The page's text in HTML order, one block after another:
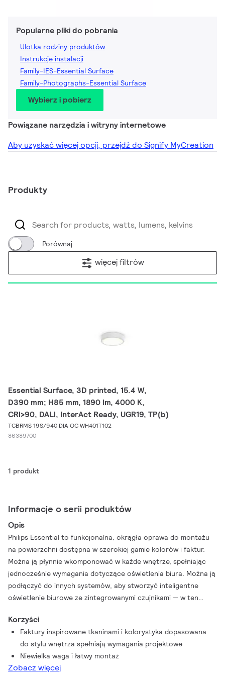
Popularne pliki do pobrania
Ulotka rodziny produktów
Instrukcje instalacji
Family-IES-Essential Surface
Family-Photographs-Essential Surface
Wybierz i pobierz
Powiązane narzędzia i witryny internetowe
Aby uzyskać więcej opcji, przejdź do Signify MyCreation
Produkty
Porównaj
więcej filtrów
Essential Surface, 3D printed, 15.4 W,
D390 mm; H85 mm, 1890 lm, 4000 K,
CRI>90, DALI, InterAct Ready, UGR19, TP(b)
TCBRMS 19S/940 DIA OC WH401T102
86389700
1 produkt
Informacje o serii produktów
Opis
Philips Essential to funkcjonalna, okrągła oprawa do montażu
na powierzchni dostępna w szerokiej gamie kolorów i faktur.
Można ją płynnie wkomponować w każde wnętrze, spełniając
jednocześnie wymagania dotyczące oświetlenia biura. Można ją
podłączyć do innych systemów, aby stworzyć inteligentne
oświetlenie biurowe ze zintegrowanymi czujnikami — w ten
zaprojektowanych sufitach. Ta rodzina produktów jest
dostępna w 3 rozmiarach i 3 wariantach montażowych.
Oprawa Philips Essential jest wykonana z materiałów
pochodzących z recyklingu. Została wydrukowana w 3D w
sposób neutralny pod względem emisji dwutlenku węgla, co
Korzyści
Faktury inspirowane tkaninami i kolorystyka dopasowana
do stylu wnętrza spełniają wymagania projektowe
Niewielka waga i łatwy montaż
Zobacz więcej